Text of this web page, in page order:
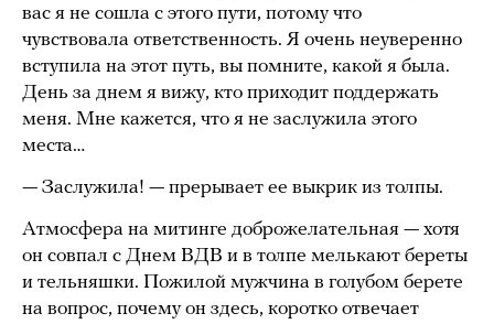
вас я не сошла с этого пути, потому что
чувствовала ответственность. Я очень неуверенно
вступила на этот путь, вы помните, какой я была.
День за днем я вижу, кто приходит поддержать
меня. Мне кажется, что я не заслужила этого
места…
— Заслужила! — прерывает ее выкрик из толпы.
Атмосфера на митинге доброжелательная — хотя
он совпал с Днем ВДВ и в толпе мелькают береты
и тельняшки. Пожилой мужчина в голубом берете
на вопрос, почему он здесь, коротко отвечает